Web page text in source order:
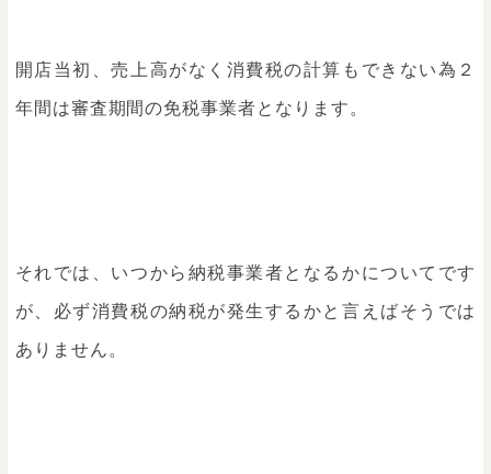
開店当初、売上高がなく消費税の計算もできない為２
年間は審査期間の免税事業者となります。
それでは、いつから納税事業者となるかについてです
が、必ず消費税の納税が発生するかと言えばそうでは
ありません。